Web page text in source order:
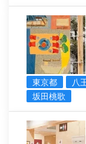
東京都 八
坂田桃歌